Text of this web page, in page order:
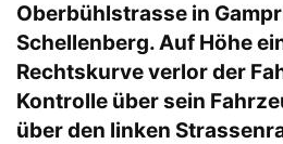
Oberbühlstrasse in
Schellenberg. Auf Höhe
Rechtskurve verlor der
Kontrolle über sein
über den linken